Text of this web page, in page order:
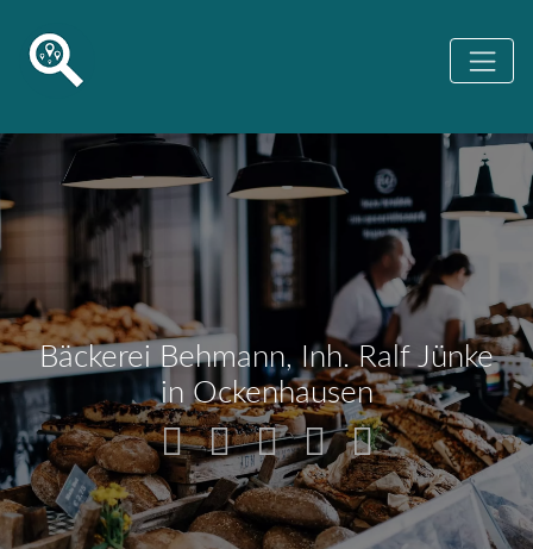
Bäckerei Behmann, Inh. Ralf Jünke
in Ockenhausen